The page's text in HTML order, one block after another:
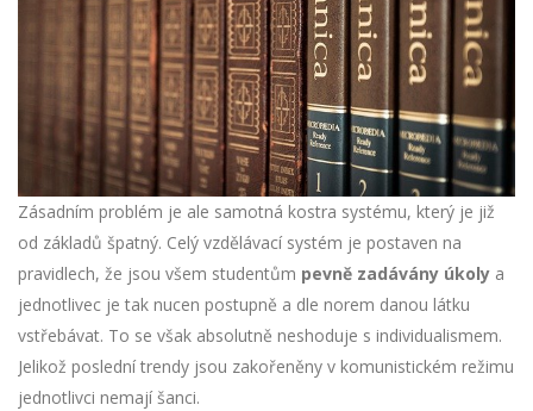
Zásadním problém je ale samotná kostra systému, který je již
od základů špatný. Celý vzdělávací systém je postaven na
pravidlech, že jsou všem studentům pevně zadávány úkoly a
jednotlivec je tak nucen postupně a dle norem danou látku
vstřebávat. To se však absolutně neshoduje s individualismem.
Jelikož poslední trendy jsou zakořeněny v komunistickém režimu
jednotlivci nemají šanci.